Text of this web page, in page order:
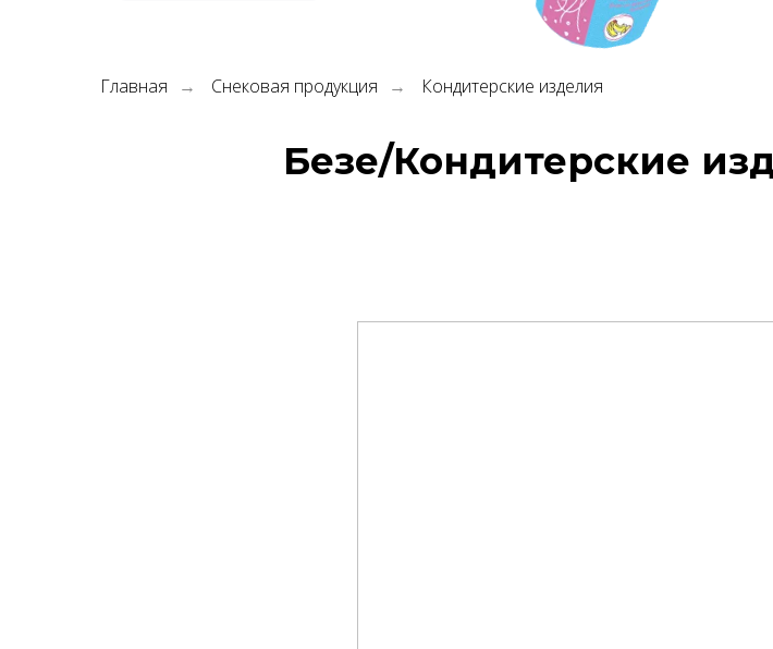
Главная → Снековая продукция → Кондитерские изделия
Безе/Кондитерские